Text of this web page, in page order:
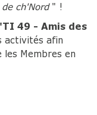
de ch'Nord" !
49 - Amis des
activités afin
Membres en